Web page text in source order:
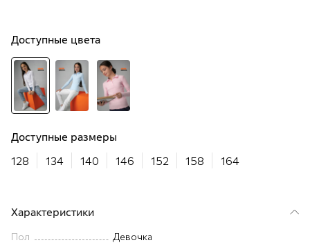
Доступные цвета
Доступные размеры
128 134 140 146 152 158 164
Характеристики
Пол
Девочка